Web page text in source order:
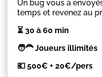
Un bug vous a
temps et revenez au
⏳ 30 à 60 min
🧑‍🦰 Joueurs illimités
💶 500€ + 20€/pers